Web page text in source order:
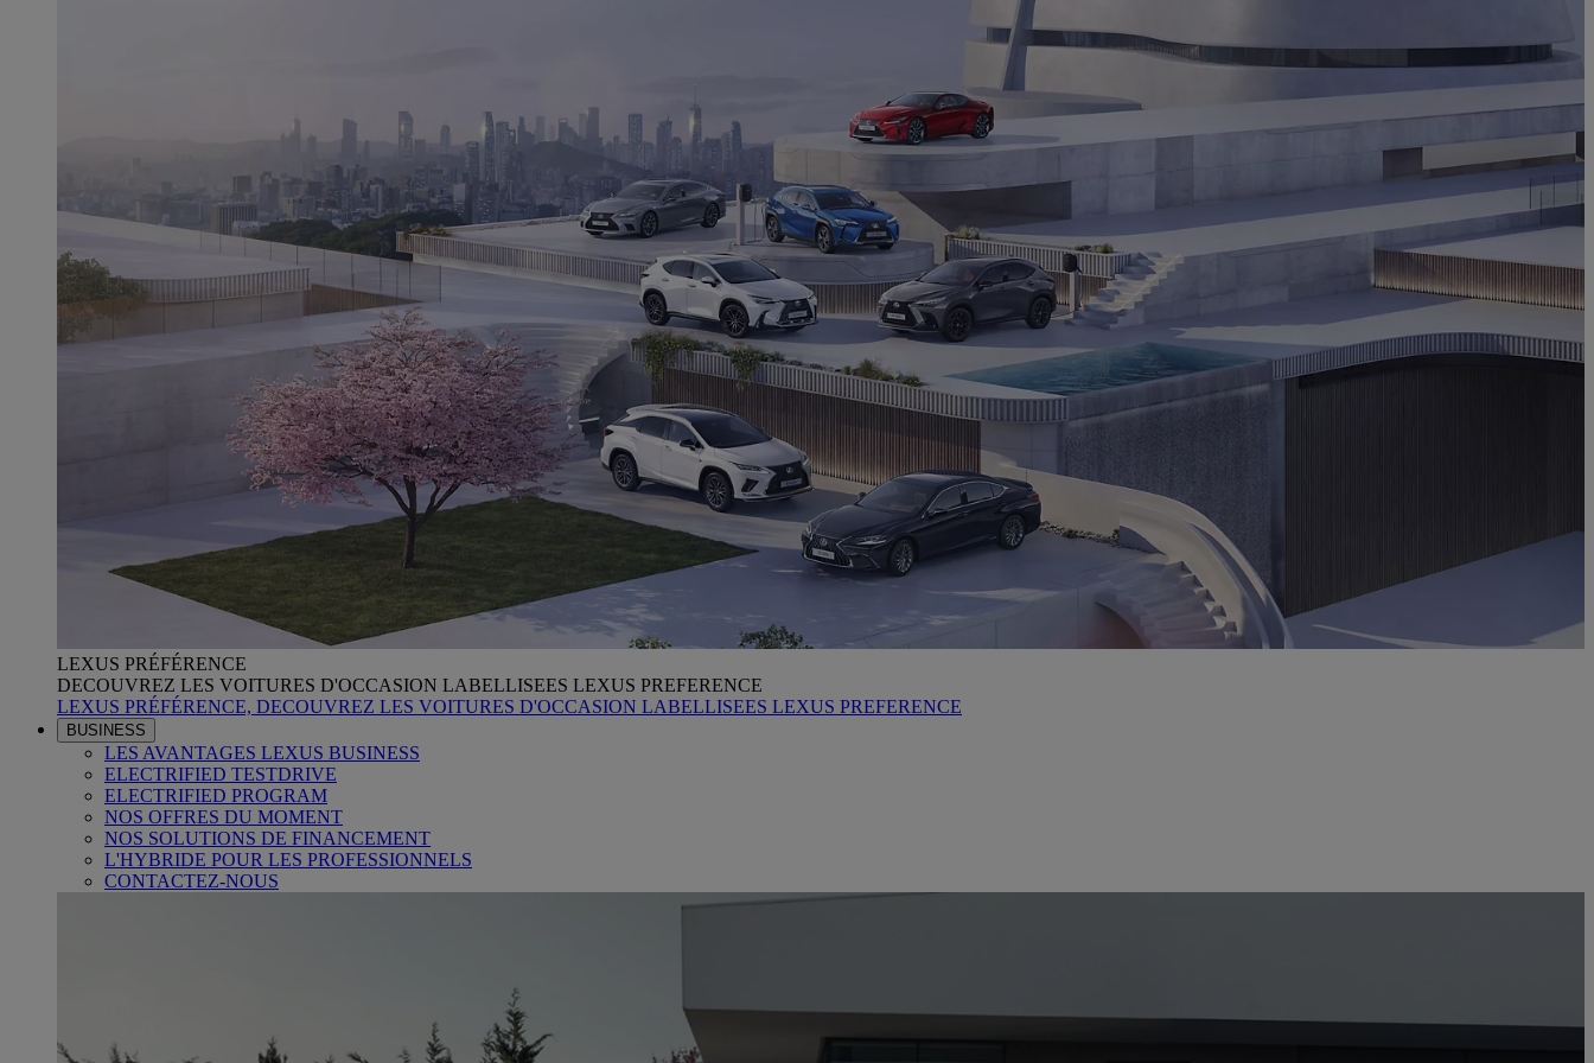
LEXUS PRÉFÉRENCE
DECOUVREZ LES VOITURES D'OCCASION LABELLISEES LEXUS PREFERENCE
LEXUS PRÉFÉRENCE, DECOUVREZ LES VOITURES D'OCCASION LABELLISEES LEXUS PREFERENCE
BUSINESS
LES AVANTAGES LEXUS BUSINESS
ELECTRIFIED TESTDRIVE
ELECTRIFIED PROGRAM
NOS OFFRES DU MOMENT
NOS SOLUTIONS DE FINANCEMENT
L'HYBRIDE POUR LES PROFESSIONNELS
CONTACTEZ-NOUS